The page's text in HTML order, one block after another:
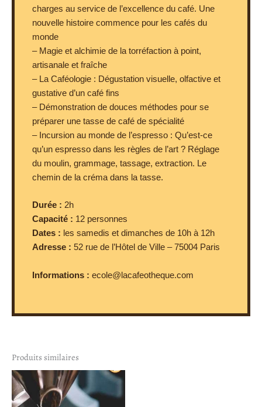
charges au service de l’excellence du café. Une
nouvelle histoire commence pour les cafés du
monde
– Magie et alchimie de la torréfaction à point,
artisanale et fraîche
– La Caféologie : Dégustation visuelle, olfactive et
gustative d’un café fins
– Démonstration de douces méthodes pour se
préparer une tasse de café de spécialité
– Incursion au monde de l’espresso : Qu’est-ce
qu’un espresso dans les règles de l’art ? Réglage
du moulin, grammage, tassage, extraction. Le
chemin de la créma dans la tasse.
Durée : 2h
Capacité : 12 personnes
Dates : les samedis et dimanches de 10h à 12h
Adresse : 52 rue de l’Hôtel de Ville – 75004 Paris
Informations : ecole@lacafeotheque.com
Produits similaires
Plage
de
prix :
100,00€
Ce
produit